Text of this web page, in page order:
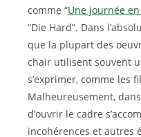
comme “Une journée
“Die Hard”. Dans
que la plupart des
chair utilisent souvent
s’exprimer, comme les
Malheureusement, dans
d’ouvrir le cadre
incohérences et autres